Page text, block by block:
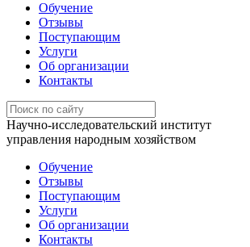
Обучение
Отзывы
Поступающим
Услуги
Об организации
Контакты
Научно-исследовательский институт
управления народным хозяйством
Обучение
Отзывы
Поступающим
Услуги
Об организации
Контакты